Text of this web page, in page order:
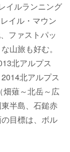
イルランニング
イル・マウン
ファストパッ
山旅も好む。
北アルプス
北アルプス
薙～北岳～広
半島、石鎚赤
目標は、ボル